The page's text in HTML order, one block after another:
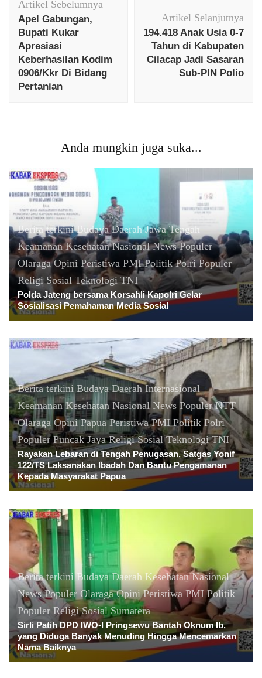
Artikel
Artikel Sebelumnya
Apel Gabungan,
Bupati Kukar
Apresiasi
Keberhasilan Kodim
0906/Kkr Di Bidang
Pertanian
Artikel Selanjutnya
194.418 Anak Usia 0-7
Tahun di Kabupaten
Cilacap Jadi Sasaran
Sub-PIN Polio
Anda mungkin juga suka...
Berita terkini Budaya Daerah Jawa Tengah
Keamanan Kesehatan Nasional News Populer
Olaraga Opini Peristiwa PMI Politik Polri Populer
Religi Sosial Teknologi TNI
Polda Jateng bersama Korsahli Kapolri Gelar
Sosialisasi Pemahaman Media Sosial
Berita terkini Budaya Daerah Internasional
Keamanan Kesehatan Nasional News Populer NTT
Olaraga Opini Papua Peristiwa PMI Politik Polri
Populer Puncak Jaya Religi Sosial Teknologi TNI
Rayakan Lebaran di Tengah Penugasan, Satgas Yonif
122/TS Laksanakan Ibadah Dan Bantu Pengamanan
Kepada Masyarakat Papua
Berita terkini Budaya Daerah Kesehatan Nasional
News Populer Olaraga Opini Peristiwa PMI Politik
Populer Religi Sosial Sumatera
Sirli Patih DPD IWO-I Pringsewu Bantah Oknum Ib,
yang Diduga Banyak Menuding Hingga Mencemarkan
Nama Baiknya